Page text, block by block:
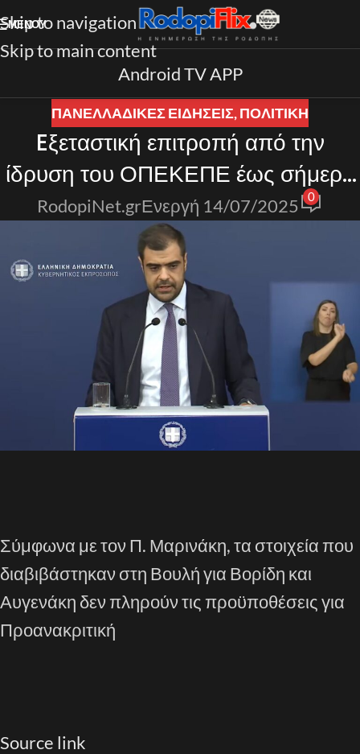
Skip to navigation
Skip to main content
ΜΕΝΟΎ
Android TV APP
ΠΑΝΕΛΛΑΔΙΚΈΣ ΕΙΔΉΣΕΙΣ,ΠΟΛΙΤΙΚΗ
Eξεταστική επιτροπή από την
ίδρυση του ΟΠΕΚΕΠΕ έως σήμερα
προτείνει η ΚO της Νέας
Δημοκρατίας
RodopiNet.grΕνεργή 14/07/2025 0
Σύμφωνα με τον Π. Μαρινάκη, τα στοιχεία που
διαβιβάστηκαν στη Βουλή για Βορίδη και
Αυγενάκη δεν πληρούν τις προϋποθέσεις για
Προανακριτική
Source link